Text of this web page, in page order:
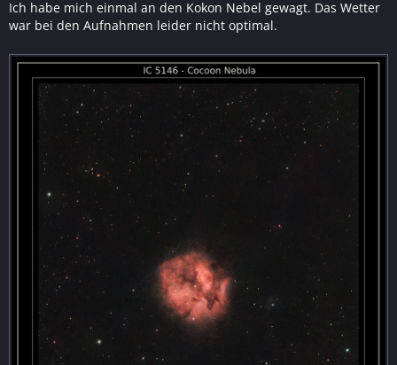
Ich habe mich einmal an den Kokon Nebel gewagt. Das Wetter
war bei den Aufnahmen leider nicht optimal.